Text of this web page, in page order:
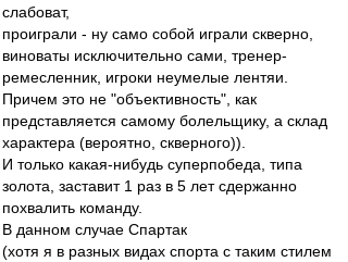
слабоват,
проиграли - ну само собой играли скверно,
виноваты исключительно сами, тренер-
ремесленник, игроки неумелые лентяи.
Причем это не "объективность", как
представляется самому болельщику, а склад
характера (вероятно, скверного)).
И только какая-нибудь суперпобеда, типа
золота, заставит 1 раз в 5 лет сдержанно
похвалить команду.
В данном случае Спартак
(хотя я в разных видах спорта с таким стилем